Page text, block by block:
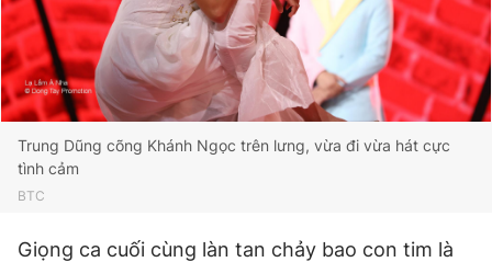
Trung Dũng cõng Khánh Ngọc trên lưng, vừa đi vừa hát cực
tình cảm
BTC
Giọng ca cuối cùng làn tan chảy bao con tim là